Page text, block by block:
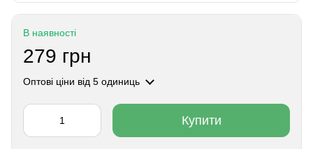
В наявності
279 грн
Оптові ціни від 5 одиниць
Купити